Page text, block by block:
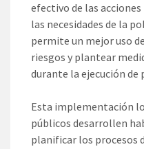
efectivo de las
las necesidades de la
permite un mejor uso
riesgos y plantear
durante la ejecución de
Esta implementación
públicos desarrollen
planificar los procesos